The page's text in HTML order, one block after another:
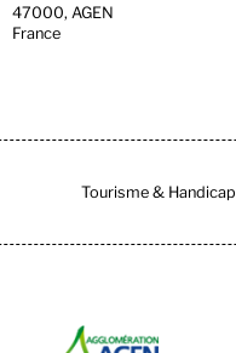
47000, AGEN
France
Tourisme & Handicap